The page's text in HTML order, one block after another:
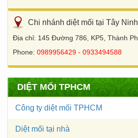
Chi nhánh diệt mối tại Tây Ninh
Địa chỉ: 145 Đường 786, KP5, Thành
Phone: 0989956429 - 0933494588
DIỆT MỐI TPHCM
Công ty diệt mối TPHCM
Diệt mối tại nhà